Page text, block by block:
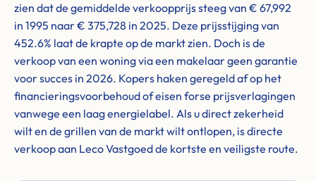
zien dat de gemiddelde verkoopprijs steeg van € 67,992
in 1995 naar € 375,728 in 2025. Deze prijsstijging van
452.6% laat de krapte op de markt zien. Doch is de
verkoop van een woning via een makelaar geen garantie
voor succes in 2026. Kopers haken geregeld af op het
financieringsvoorbehoud of eisen forse prijsverlagingen
vanwege een laag energielabel. Als u direct zekerheid
wilt en de grillen van de markt wilt ontlopen, is directe
verkoop aan Leco Vastgoed de kortste en veiligste route.